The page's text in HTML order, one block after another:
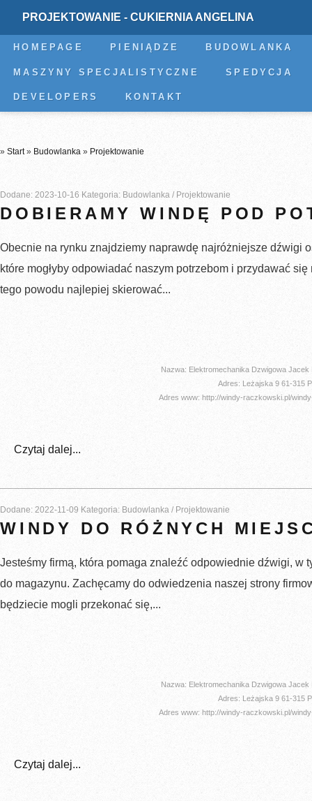
PROJEKTOWANIE - CUKIERNIA ANGELINA
HOMEPAGE PIENIĄDZE BUDOWLANKA
MASZYNY SPECJALISTYCZNE SPEDYCJA
DEVELOPERS KONTAKT
» Start» Budowlanka » Projektowanie
Dodane: 2023-10-16 Kategoria: Budowlanka / Projektowanie
DOBIERAMY WINDĘ POD
Obecnie na rynku znajdziemy naprawdę najróżniejsze dźwigi
które mogłyby odpowiadać naszym potrzebom i przydawać
tego powodu najlepiej skierować...
Nazwa: Elektromechanika Dzwigowa
Adres: Leżajska 9 61-315
Adres www: http://windy-raczkowski.pl/
Czytaj dalej...
Dodane: 2022-11-09 Kategoria: Budowlanka / Projektowanie
WINDY DO RÓŻNYCH
Jesteśmy firmą, która pomaga znaleźć odpowiednie dźwigi, w
do magazynu. Zachęcamy do odwiedzenia naszej strony
będziecie mogli przekonać się,...
Nazwa: Elektromechanika Dzwigowa
Adres: Leżajska 9 61-315
Adres www: http://windy-raczkowski.pl/
Czytaj dalej...